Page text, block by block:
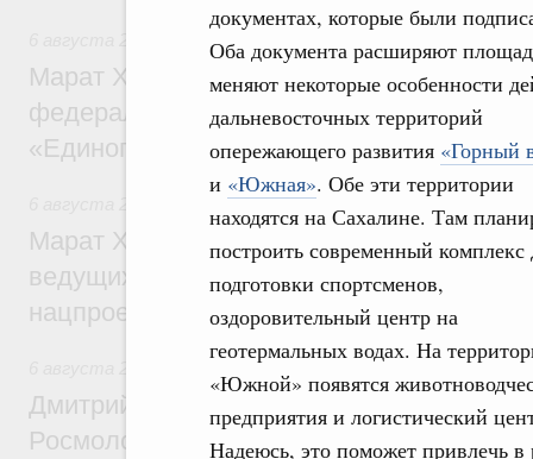
документах, которые были
Оба документа расширяют
меняют некоторые особенности
дальневосточных территорий
опережающего развития «Горный
и «Южная». Обе эти территории
находятся на Сахалине. Там
построить современный комплекс
подготовки спортсменов,
оздоровительный центр на
геотермальных водах. На
«Южной» появятся
предприятия и логистический
Надеюсь, это поможет привлечь в
Регулирование в сфере строительства
Марат Хуснуллин: Более 130
федерального значения построено под
«Единого заказчика»
Национальный проект «Инфраструктура
Марат Хуснуллин: Порядка 200
ведущих к спортивным объектам,
нацпроекту «Инфраструктура для
Молодёжная политика
Дмитрий Чернышенко, Сергей Кравцов и
Росмолодёжи Григорий Гуров